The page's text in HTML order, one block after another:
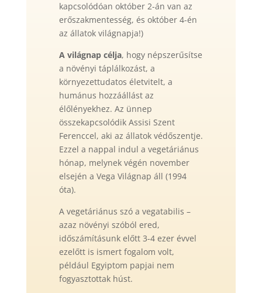
kapcsolódóan október 2-án van az
erőszakmentesség, és október 4-én
az állatok világnapja!)
A világnap célja, hogy népszerűsítse
a növényi táplálkozást, a
környezettudatos életvitelt, a
humánus hozzáállást az
élőlényekhez. Az ünnep
összekapcsolódik Assisi Szent
Ferenccel, aki az állatok védőszentje.
Ezzel a nappal indul a vegetáriánus
hónap, melynek végén november
elsején a Vega Világnap áll (1994
óta).
A vegetáriánus szó a vegatabilis –
azaz növényi szóból ered,
időszámításunk előtt 3-4 ezer évvel
ezelőtt is ismert fogalom volt,
például Egyiptom papjai nem
fogyasztottak húst.